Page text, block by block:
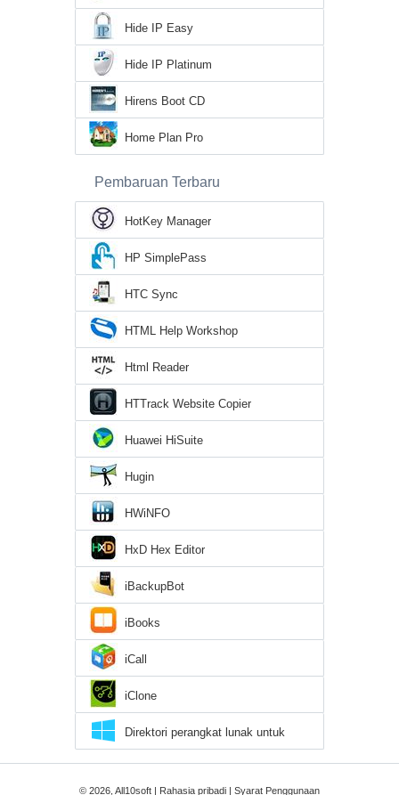
Hide IP Easy
Hide IP Platinum
Hirens Boot CD
Home Plan Pro
Pembaruan Terbaru
HotKey Manager
HP SimplePass
HTC Sync
HTML Help Workshop
Html Reader
HTTrack Website Copier
Huawei HiSuite
Hugin
HWiNFO
HxD Hex Editor
iBackupBot
iBooks
iCall
iClone
Direktori perangkat lunak untuk
Windows 10
© 2026, All10soft | Rahasia pribadi Syarat Penggunaan